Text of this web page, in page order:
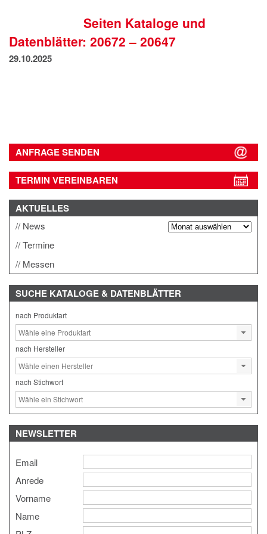
DATENSCHUTZSeiten Kataloge und
Datenblätter: 20672 – 20647
29.10.2025
ANFRAGE SENDEN
TERMIN VEREINBAREN
AKTUELLES
News
Termine
Messen
SUCHE KATALOGE & DATENBLÄTTER
nach Produktart
nach Hersteller
nach Stichwort
NEWSLETTER
Email
Anrede
Vorname
Name